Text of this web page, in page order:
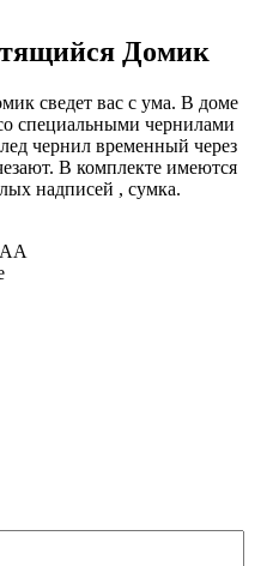
Домик
сведет вас с ума. В доме
специальными чернилами
чернил временный через
В комплекте имеются
надписей , сумка.